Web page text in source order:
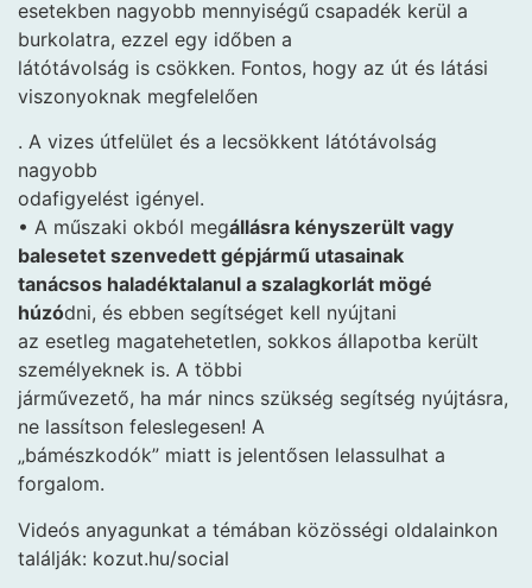
esetekben nagyobb mennyiségű csapadék kerül a
burkolatra, ezzel egy időben a
látótávolság is csökken. Fontos, hogy az út és látási
viszonyoknak megfelelően
. A vizes útfelület és a lecsökkent látótávolság
nagyobb
odafigyelést igényel.
• A műszaki okból megállásra kényszerült vagy
balesetet szenvedett gépjármű utasainak
tanácsos haladéktalanul a szalagkorlát mögé
húzódni, és ebben segítséget kell nyújtani
az esetleg magatehetetlen, sokkos állapotba került
személyeknek is. A többi
járművezető, ha már nincs szükség segítség nyújtásra,
ne lassítson feleslegesen! A
„bámészkodók” miatt is jelentősen lelassulhat a
forgalom.
Videós anyagunkat a témában közösségi oldalainkon
találják: kozut.hu/social